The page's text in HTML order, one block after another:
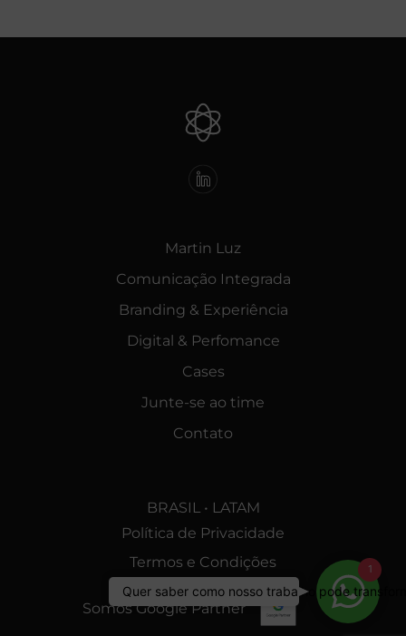
Martin Luz
Comunicação Integrada
Branding & Experiência
Digital & Perfomance
Cases
Junte-se ao time
Contato
BRASIL • LATAM
Política de Privacidade
Termos e Condições
Somos Google Partner
Quer
1
Quer saber como nosso trabalho pode